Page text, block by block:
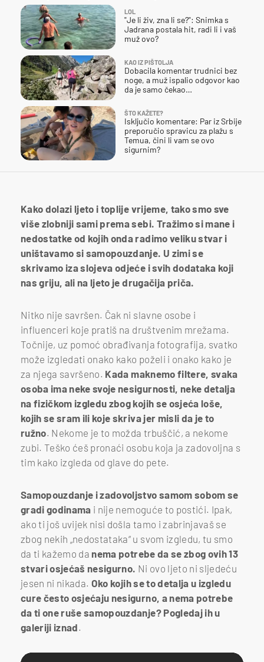
LOL
"Je li živ, zna li se?": Snimka s
Jadrana postala hit, radi li i vaš
muž ovo?
KAO IZ PIŠTOLJA
Dobacila komentar trudnici bez
noge, a muž ispalio odgovor kao
da je samo čekao…
ŠTO KAŽETE?
Isključio komentare: Par iz Srbije
preporučio spravicu za plažu s
Temua, čini li vam se ovo
sigurnim?
Kako dolazi ljeto i toplije vrijeme, tako smo sve
više zlobniji sami prema sebi. Tražimo si mane i
nedostatke od kojih onda radimo veliku stvar i
uništavamo si samopouzdanje. U zimi se
skrivamo iza slojeva odjeće i svih dodataka koji
nas griju, ali na ljeto je drugačija priča.
Nitko nije savršen. Čak ni slavne osobe i
influenceri koje pratiš na društvenim mrežama.
Točnije, uz pomoć obrađivanja fotografija, svatko
može izgledati onako kako poželi i onako kako je
za njega savršeno. Kada maknemo filtere, svaka
osoba ima neke svoje nesigurnosti, neke detalja
na fizičkom izgledu zbog kojih se osjeća loše,
kojih se sram ili koje skriva jer misli da je to
ružno. Nekome je to možda trbuščić, a nekome
zubi. Teško ćeš pronaći osobu koja ja zadovoljna s
tim kako izgleda od glave do pete.
Samopouzdanje i zadovoljstvo samom sobom se
gradi godinama i nije nemoguće to postići. Ipak,
ako ti još uvijek nisi došla tamo i zabrinjavaš se
zbog nekih „nedostataka“ u svom izgledu, tu smo
da ti kažemo da nema potrebe da se zbog ovih 13
stvari osjećaš nesigurno. Ni ovo ljeto ni sljedeću
jesen ni nikada. Oko kojih se to detalja u izgledu
cure često osjećaju nesigurno, a nema potrebe
da ti one ruše samopouzdanje? Pogledaj ih u
galeriji iznad.